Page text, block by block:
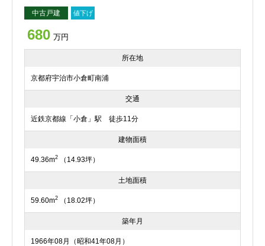
中古戸建 値下げ
680 万円
所在地
京都府宇治市小倉町南浦
交通
近鉄京都線「小倉」駅 徒歩11分
建物面積
49.36m2 （14.93坪）
土地面積
59.60m2 （18.02坪）
築年月
1966年08月（昭和41年08月）